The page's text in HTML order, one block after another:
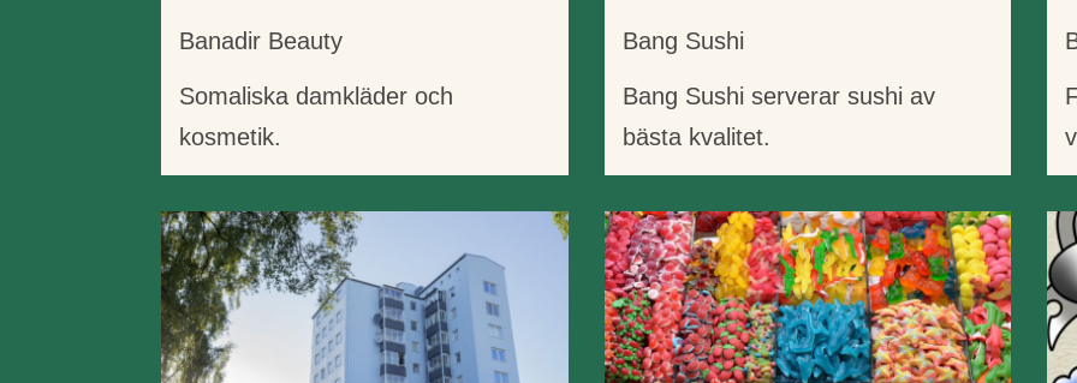
Banadir Beauty
Somaliska damkläder och
kosmetik.
Bang Sushi
Bang Sushi serverar sushi av
bästa kvalitet.